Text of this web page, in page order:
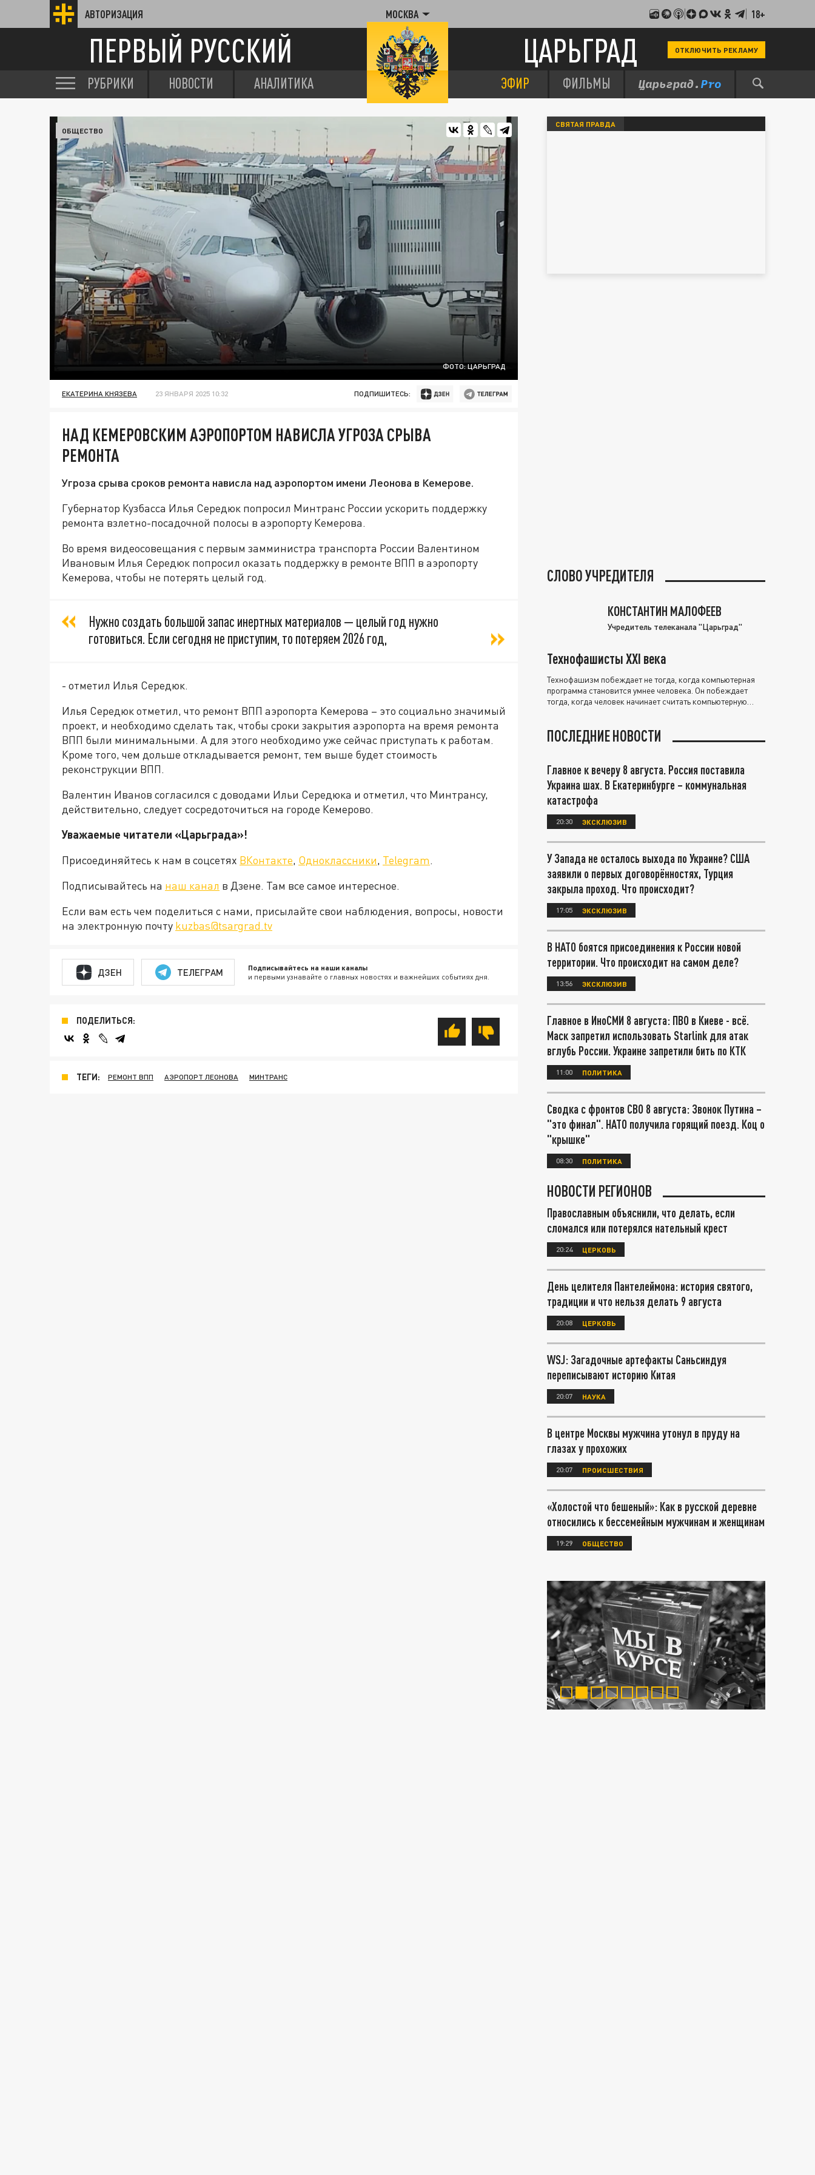
АВТОРИЗАЦИЯ МОСКВА 18+
ПЕРВЫЙ РУССКИЙ ЦАРЬГРАД ОТКЛЮЧИТЬ РЕКЛАМУ
РУБРИКИ НОВОСТИ АНАЛИТИКА ЭФИР ФИЛЬМЫ
ФОТО: ЦАРЬГРАД
ОБЩЕСТВО
ЕКАТЕРИНА КНЯЗЕВА 23 ЯНВАРЯ 2025 10:32 ПОДПИШИТЕСЬ:
НАД КЕМЕРОВСКИМ АЭРОПОРТОМ НАВИСЛА УГРОЗА СРЫВА
РЕМОНТА
Угроза срыва сроков ремонта нависла над аэропортом имени Леонова в Кемерове.
Губернатор Кузбасса Илья Середюк попросил Минтранс России ускорить поддержку
ремонта взлетно-посадочной полосы в аэропорту Кемерова.
Во время видеосовещания с первым замминистра транспорта России Валентином
Ивановым Илья Середюк попросил оказать поддержку в ремонте ВПП в аэропорту
Кемерова, чтобы не потерять целый год.
Нужно создать большой запас инертных материалов — целый год нужно
готовиться. Если сегодня не приступим, то потеряем 2026 год,
- отметил Илья Середюк.
Илья Середюк отметил, что ремонт ВПП аэропорта Кемерова – это социально значимый
проект, и необходимо сделать так, чтобы сроки закрытия аэропорта на время ремонта
ВПП были минимальными. А для этого необходимо уже сейчас приступать к работам.
Кроме того, чем дольше откладывается ремонт, тем выше будет стоимость
реконструкции ВПП.
Валентин Иванов согласился с доводами Ильи Середюка и отметил, что Минтрансу,
действительно, следует сосредоточиться на городе Кемерово.
Уважаемые читатели «Царьграда»!
Присоединяйтесь к нам в соцсетях ВКонтакте, Одноклассники, Telegram.
Подписывайтесь на наш канал в Дзене. Там все самое интересное.
Если вам есть чем поделиться с нами, присылайте свои наблюдения, вопросы, новости
на электронную почту kuzbas@tsargrad.tv
ДЗЕН ТЕЛЕГРАМ Подписывайтесь на наши каналы
и первыми узнавайте о главных новостях и важнейших событиях дня.
ПОДЕЛИТЬСЯ:
ТЕГИ: РЕМОНТ ВПП АЭРОПОРТ ЛЕОНОВА МИНТРАНС
СВЯТАЯ ПРАВДА
СЛОВО УЧРЕДИТЕЛЯ
КОНСТАНТИН МАЛОФЕЕВ
Учредитель телеканала "Царьград"
Технофашисты XXI века
Технофашизм побеждает не тогда, когда компьютерная
программа становится умнее человека. Он побеждает
тогда, когда человек начинает считать компьютерную
ПОСЛЕДНИЕ НОВОСТИ
Главное к вечеру 8 августа. Россия поставила
Украина шах. В Екатеринбурге – коммунальная
катастрофа
20:30 ЭКСКЛЮЗИВ
У Запада не осталось выхода по Украине? США
заявили о первых договорённостях, Турция
закрыла проход. Что происходит?
17:05 ЭКСКЛЮЗИВ
В НАТО боятся присоединения к России новой
территории. Что происходит на самом деле?
13:56 ЭКСКЛЮЗИВ
Главное в ИноСМИ 8 августа: ПВО в Киеве - всё.
Маск запретил использовать Starlink для атак
вглубь России. Украине запретили бить по КТК
11:00 ПОЛИТИКА
Сводка с фронтов СВО 8 августа: Звонок Путина –
"это финал". НАТО получила горящий поезд. Коц о
"крышке"
08:30 ПОЛИТИКА
НОВОСТИ РЕГИОНОВ
Православным объяснили, что делать, если
сломался или потерялся нательный крест
20:24 ЦЕРКОВЬ
День целителя Пантелеймона: история святого,
традиции и что нельзя делать 9 августа
20:08 ЦЕРКОВЬ
WSJ: Загадочные артефакты Саньсиндуя
переписывают историю Китая
20:07 НАУКА
В центре Москвы мужчина утонул в пруду на
глазах у прохожих
20:07 ПРОИСШЕСТВИЯ
«Холостой что бешеный»: Как в русской деревне
относились к бессемейным мужчинам и женщинам
19:29 ОБЩЕСТВО